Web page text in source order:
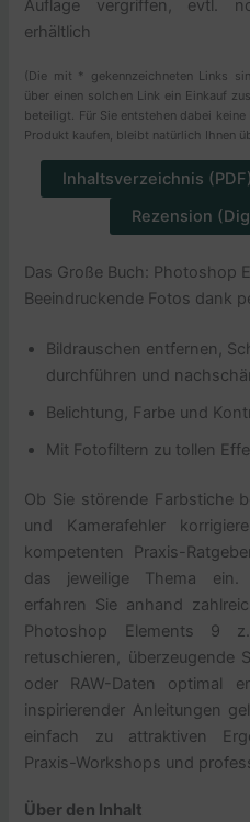
Auflage vergriffen, evtl.
erhältlich
(Die mit * gekennzeichneten Links
über einen solchen Link ein Einkauf
beteiligt. Für Sie entstehen dabei
Produkt kaufen, bleibt natürlich Ihnen
Inhaltsverzeichnis (PDF)
Rezension
Das Große Buch: Photoshop
Beeindruckende Fotos dank
Bildrauschen entfernen,
durchführen und
Belichtung, Farbe und
Mit Fotofiltern zu tollen
Ob Sie störende Farbstiche
und Kamerafehler
kompetenten Praxis-
das jeweilige Thema ein.
erfahren Sie anhand
Photoshop Elements 9
retuschieren, überzeugende
oder RAW-Daten optimal
inspirierender Anleitungen
einfach zu attraktiven
Praxis-Workshops und
Über den Inhalt